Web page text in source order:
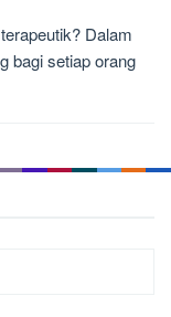
Dalam
bagi setiap orang